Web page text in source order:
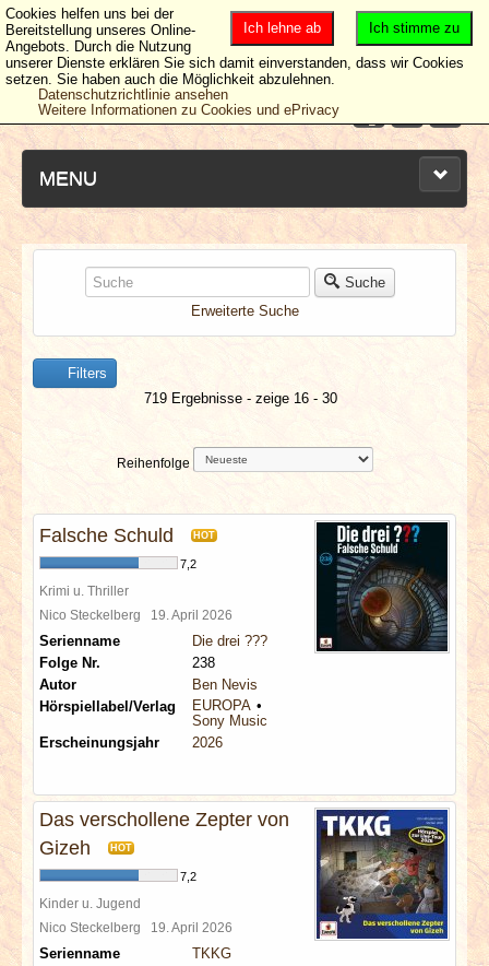
MENU
NEUESTE ARTIKEL
NEWS & DATES
BERICHTE
SPECIALS
REDAKTION
LINKS
Suche
Erweiterte Suche
Filters
719 Ergebnisse - zeige 16 - 30
Reihenfolge
Falsche Schuld HOT
7,2
Krimi u. Thriller
Nico Steckelberg 19. April 2026
Serienname
Die drei ???
Folge Nr.
238
Autor
Ben Nevis
Hörspiellabel/Verlag
EUROPA
Sony Music
Erscheinungsjahr
2026
Das verschollene Zepter von
Gizeh
HOT
7,2
Kinder u. Jugend
Nico Steckelberg 19. April 2026
Serienname
TKKG
Ich stimme zu
Ich lehne ab
Cookies helfen uns bei der
Bereitstellung unseres Online-
Angebots. Durch die Nutzung
unserer Dienste erklären Sie sich damit einverstanden, dass wir Cookies
setzen. Sie haben auch die Möglichkeit abzulehnen.
Datenschutzrichtlinie ansehen
Weitere Informationen zu Cookies und ePrivacy